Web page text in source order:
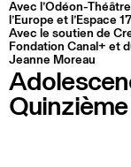
Avec l’Odéon-
l’Europe et l’Espace
Avec le soutien de
Fondation Canal+ et
Jeanne Moreau